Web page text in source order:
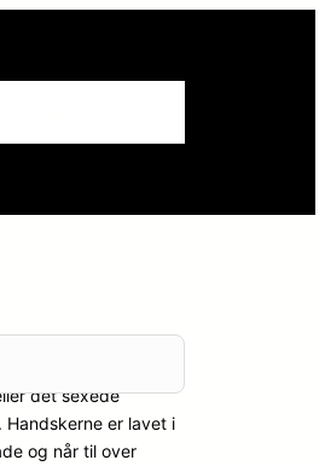
det sexede
er lavet i
og når til over